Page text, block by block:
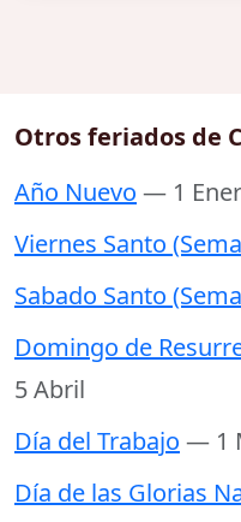
Otros feriados de
Año Nuevo — 1
Viernes Santo
Sabado Santo
Domingo de
5 Abril
Día del Trabajo — 1
Día de las Glorias